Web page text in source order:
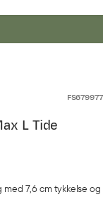
FS679977
L Tide
7,6 cm tykkelse og